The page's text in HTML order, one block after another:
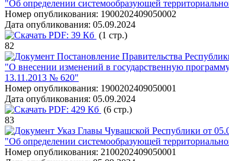
"Об определении системообразующей
Номер опубликования: 1900202409050002
Дата опубликования: 05.09.2024
PDF: 39 Кб (1 стр.)
82
Постановление Правительства
"О внесении изменений в государственную
13.11.2013 № 620"
Номер опубликования: 1900202409050001
Дата опубликования: 05.09.2024
PDF: 429 Кб (6 стр.)
83
Указ Главы Чувашской Республики от
"Об определении системообразующей
Номер опубликования: 2100202409050001